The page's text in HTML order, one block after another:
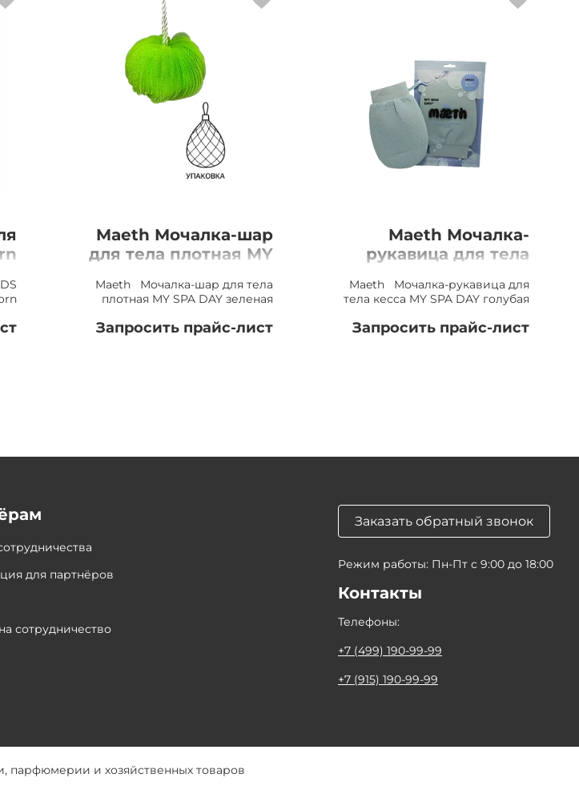
Maeth Мочалка-шар
для тела плотная MY
Maeth Мочалка-шар для тела
плотная MY SPA DAY зеленая
Запросить прайс-лист
Maeth Мочалка-
рукавица для тела
голубая
Maeth Мочалка-рукавица для
тела кесса MY SPA DAY голубая
Запросить прайс-лист
для партнёров
сотрудничество
Заказать обратный звонок
Режим работы: Пн-Пт с 9:00 до 18:00
Контакты
Телефоны:
+7 (499) 190-99-99
+7 (915) 190-99-99
парфюмерии и хозяйственных товаров